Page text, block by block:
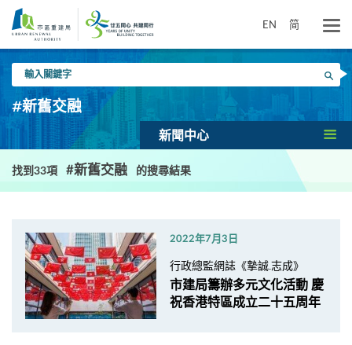
要
EN 简
入
關
鍵
搜尋
#新舊交融
新聞中心
找到33項 #新舊交融 的搜尋結果
2022年7月3日
行政總監網誌《摯誠.志成》
市建局籌辦多元文化活動 慶
祝香港特區成立二十五周年